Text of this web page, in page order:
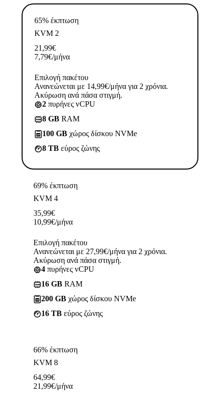
65% έκπτωση
KVM 2
21,99€
7,79€/μήνα
Επιλογή πακέτου
Ανανεώνεται με 14,99€/μήνα για 2 χρόνια.
Ακύρωση ανά πάσα στιγμή.
2 πυρήνες vCPU
8 GB RAM
100 GB χώρος δίσκου NVMe
8 TB εύρος ζώνης
69% έκπτωση
KVM 4
35,99€
10,99€/μήνα
Επιλογή πακέτου
Ανανεώνεται με 27,99€/μήνα για 2 χρόνια.
Ακύρωση ανά πάσα στιγμή.
4 πυρήνες vCPU
16 GB RAM
200 GB χώρος δίσκου NVMe
16 TB εύρος ζώνης
66% έκπτωση
KVM 8
64,99€
21,99€/μήνα